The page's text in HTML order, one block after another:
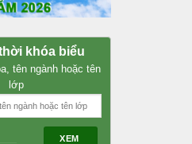
khóa biểu
tên ngành hoặc tên
lớp
XEM